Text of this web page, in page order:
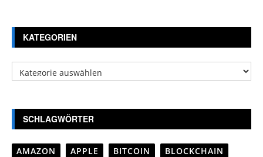
KATEGORIEN
Kategorien
SCHLAGWÖRTER
AMAZON APPLE BITCOIN
BLOCKCHAIN